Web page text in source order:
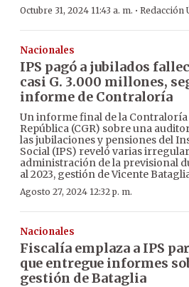
Octubre 31, 2024 11:43 a. m. · Redacción
Nacionales
IPS pagó a jubilados
casi G. 3.000 millones,
informe de Contraloría
Un informe final de la Contraloría
República (CGR) sobre una
las jubilaciones y pensiones del
Social (IPS) reveló varias
administración de la previsional
al 2023, gestión de Vicente
Agosto 27, 2024 12:32 p. m.
Nacionales
Fiscalía emplaza a IPS
que entregue informes
gestión de Bataglia